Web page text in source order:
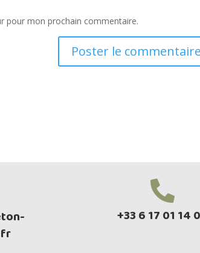
pour mon prochain commentaire.

‭+33 6 17 01 14